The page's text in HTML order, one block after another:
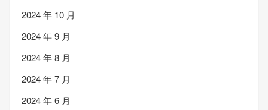
2024 年 10 月
2024 年 9 月
2024 年 8 月
2024 年 7 月
2024 年 6 月